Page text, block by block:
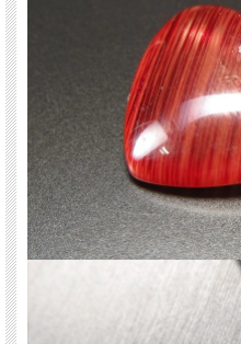
※天然石ですので細かなカケや凹み、
※天然石商品には色みに個体差があり
よう撮影を心がけておりますが、お使
色みに差が出る場合があります。 ご了
※レビューは前回仕入れのものです、
関連キーワード
天然石 パワーストーン 海外直輸入 バ
ィース 卸し 卸価格 実店舗 ハンドメイ